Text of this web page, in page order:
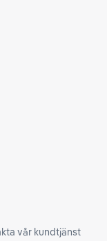
vår kundtjänst